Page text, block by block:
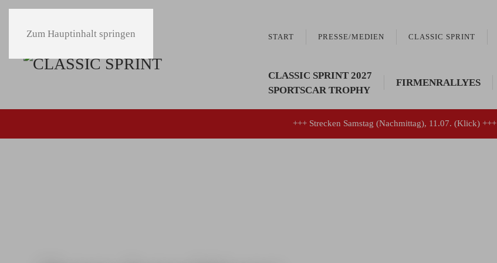
Zum Hauptinhalt springen START PRESSE/MEDIEN CLASSIC SPRINT
CLASSIC SPRINT 2027
SPORTSCAR TROPHY
FIRMENRALLYES
+++ Strecken Samstag (Nachmittag), 11.07. (Klick) +++